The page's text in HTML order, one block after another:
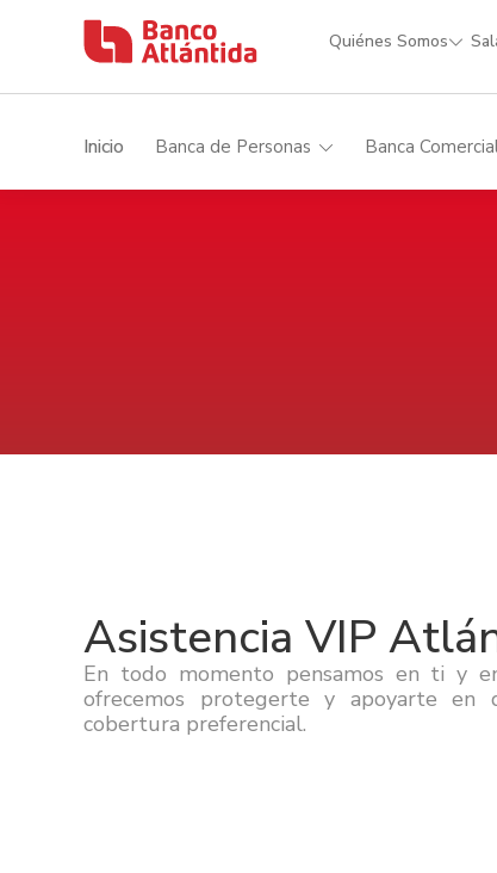
Quiénes Somos
Inicio Banca de Personas Banca
Asistencia VIP
En todo momento pensamos en ti y
ofrecemos protegerte y apoyarte en
cobertura preferencial.